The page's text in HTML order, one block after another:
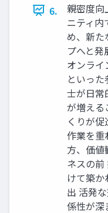
6.
親密度向
ニティ内
め、新た
プへと発
オンライ
といっ
士が日常
が増える
くりが
作業を重
方、価値
ネスの
けて築
出 活発
係性が深